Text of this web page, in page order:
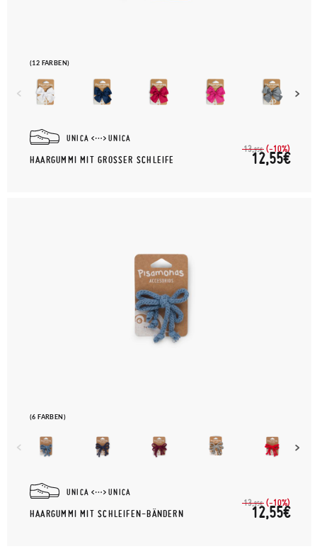
(12 FARBEN)
UNICA UNICA
HAARGUMMI MIT GROSSER SCHLEIFE
13,95€ (-10%)
12,55€
(6 FARBEN)
UNICA UNICA
HAARGUMMI MIT SCHLEIFEN-BÄNDERN
13,95€ (-10%)
12,55€